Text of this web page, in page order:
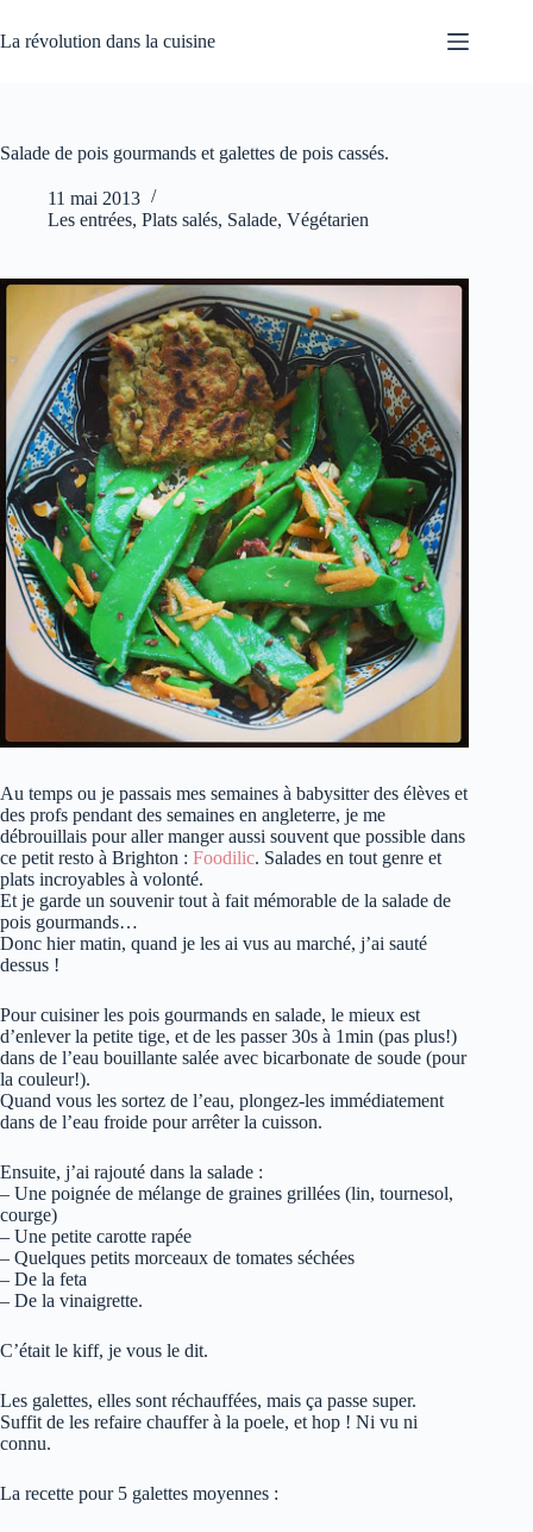
au
contenu
La révolution dans la cuisine
Salade de pois gourmands et galettes de pois cassés.
11 mai 2013
Les entrées, Plats salés, Salade, Végétarien
Au temps ou je passais mes semaines à babysitter des élèves et
des profs pendant des semaines en angleterre, je me
débrouillais pour aller manger aussi souvent que possible dans
ce petit resto à Brighton : Foodilic. Salades en tout genre et
plats incroyables à volonté.
Et je garde un souvenir tout à fait mémorable de la salade de
pois gourmands…
Donc hier matin, quand je les ai vus au marché, j’ai sauté
dessus !
Pour cuisiner les pois gourmands en salade, le mieux est
d’enlever la petite tige, et de les passer 30s à 1min (pas plus!)
dans de l’eau bouillante salée avec bicarbonate de soude (pour
la couleur!).
Quand vous les sortez de l’eau, plongez-les immédiatement
dans de l’eau froide pour arrêter la cuisson.
Ensuite, j’ai rajouté dans la salade :
– Une poignée de mélange de graines grillées (lin, tournesol,
courge)
– Une petite carotte rapée
– Quelques petits morceaux de tomates séchées
– De la feta
– De la vinaigrette.
C’était le kiff, je vous le dit.
Les galettes, elles sont réchauffées, mais ça passe super.
Suffit de les refaire chauffer à la poele, et hop ! Ni vu ni
connu.
La recette pour 5 galettes moyennes :